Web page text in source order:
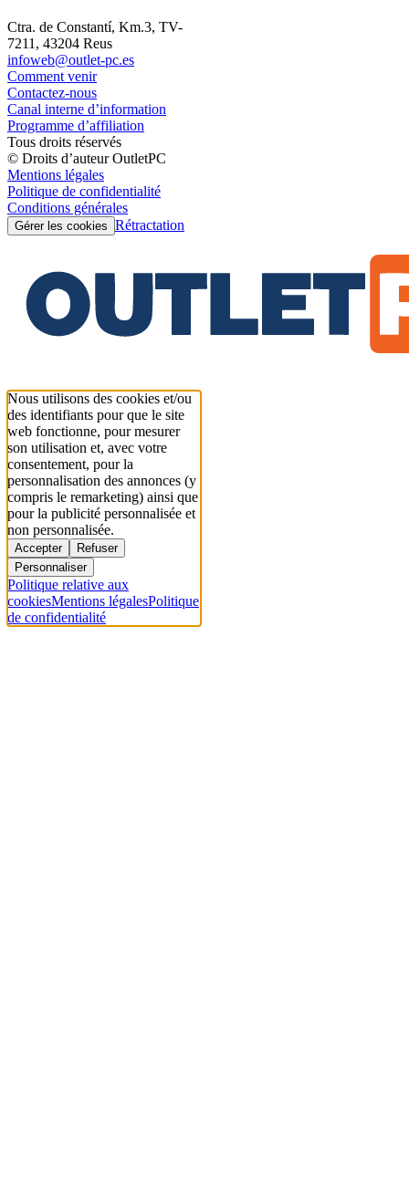
Ctra. de Constantí, Km.3, TV-
7211, 43204 Reus
infoweb@outlet-pc.es
Comment venir
Contactez-nous
Canal interne d’information
Programme d’affiliation
Tous droits réservés
© Droits d’auteur OutletPC
Mentions légales
Politique de confidentialité
Conditions générales
Gérer les cookies Rétractation
Nous utilisons des cookies et/ou
des identifiants pour que le site
web fonctionne, pour mesurer
son utilisation et, avec votre
consentement, pour la
personnalisation des annonces (y
compris le remarketing) ainsi que
pour la publicité personnalisée et
non personnalisée.
Accepter
Refuser
Personnaliser
Politique relative aux
cookiesMentions légalesPolitique
de confidentialité